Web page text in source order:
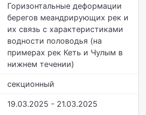
Горизонтальные деформации
берегов меандрирующих рек и
их связь с характеристиками
водности половодья (на
примерах рек Кеть и Чулым в
нижнем течении)
секционный
19.03.2025 - 21.03.2025